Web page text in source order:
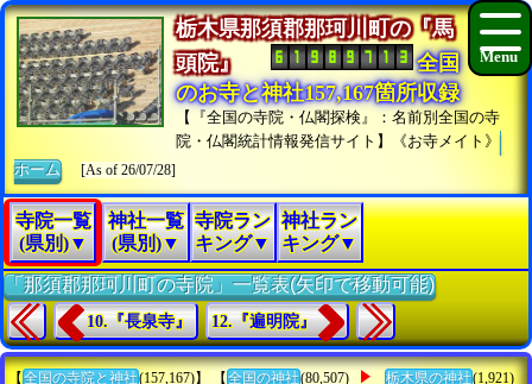
栃木県那須郡那珂川町の『馬
頭院』
全国
のお寺と神社157,167箇所収録
【『全国の寺院・仏閣探検』：名前別全国の寺
院・仏閣統計情報発信サイト】《お寺メイト》
ホーム
[As of 26/07/28]
寺院一覧
(県別)▼
神社一覧
(県別)▼
寺院ラン
キング▼
神社ラン
キング▼
「那須郡那珂川町の寺院」一覧表(矢印で移動可能)
10.『長泉寺』 12.『遍明院』
【 全国の寺院と神社(157,167)】 【 全国の神社(80,507) 栃木県の神社(1,921)